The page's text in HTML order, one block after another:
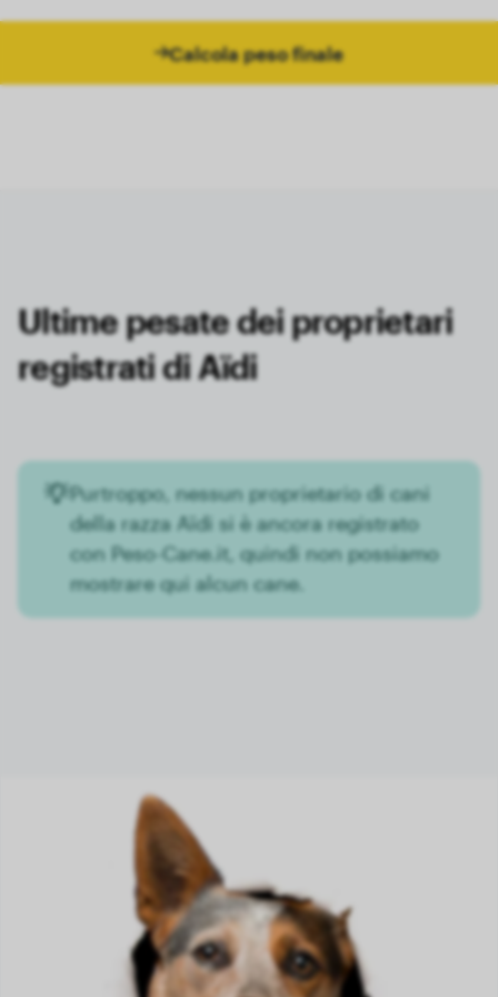
Calcola peso finale
Ultime pesate dei proprietari
registrati di Aïdi
Purtroppo, nessun proprietario di cani
della razza Aïdi si è ancora registrato
con Peso-Cane.it, quindi non possiamo
mostrare qui alcun cane.